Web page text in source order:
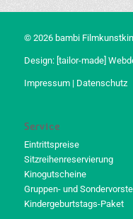
© 2026 bambi
Design: [tailor-made]
Impressum| Datenschutz
Service
Eintrittspreise
Sitzreihenreservierung
Kinogutscheine
Gruppen- und
Kindergeburtstags-Paket